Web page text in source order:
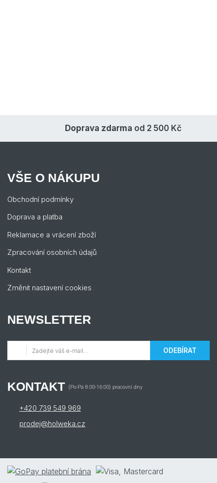
Doprava zdarma od 2 500 Kč
VŠE O NÁKUPU
Obchodní podmínky
Doprava a platba
Reklamace a vrácení zboží
Zpracování osobních údajů
Kontakt
Změnit nastavení cookies
NEWSLETTER
ODEBÍRAT
KONTAKT (Po-Pá 8:00-16:00) pracovní dny
+420 739 549 969
prodej@holweka.cz